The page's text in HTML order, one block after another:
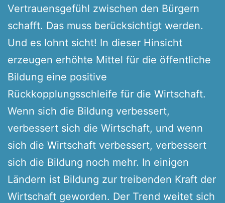
Vertrauensgefühl zwischen den Bürgern
schafft. Das muss berücksichtigt werden.
Und es lohnt sicht! In dieser Hinsicht
erzeugen erhöhte Mittel für die öffentliche
Bildung eine positive
Rückkopplungsschleife für die Wirtschaft.
Wenn sich die Bildung verbessert,
verbessert sich die Wirtschaft, und wenn
sich die Wirtschaft verbessert, verbessert
sich die Bildung noch mehr. In einigen
Ländern ist Bildung zur treibenden Kraft der
Wirtschaft geworden. Der Trend weitet sich